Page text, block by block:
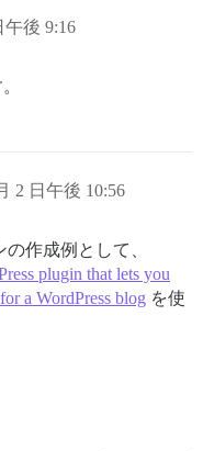
午後 9:16
2 日午後 10:56
の作成例として、
plugin that lets you
a WordPress blog を使